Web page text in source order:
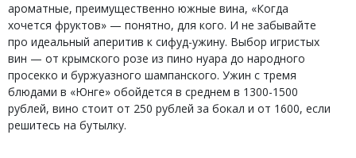
ароматные, преимущественно южные вина, «Когда
хочется фруктов» — понятно, для кого. И не забывайте
про идеальный аперитив к сифуд-ужину. Выбор игристых
вин — от крымского розе из пино нуара до народного
просекко и буржуазного шампанского. Ужин с тремя
блюдами в «Юнге» обойдется в среднем в 1300-1500
рублей, вино стоит от 250 рублей за бокал и от 1600, если
решитесь на бутылку.